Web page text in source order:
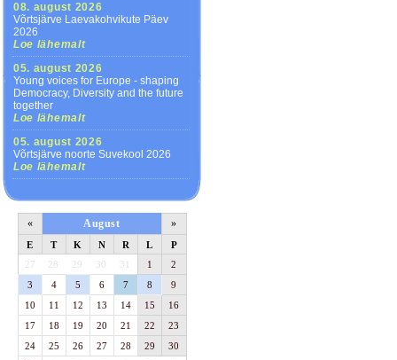
08. august 2026
Võrtsjärve Laevakohvikute Päev
2026
Loe lähemalt
05. august 2026
Young voices for Europe - shaping
Democracy, Diversity and the future
together
Loe lähemalt
05. august 2026
Võrtsjärve noorte Suvekool 2026
Loe lähemalt
« August »
E T K N R L
P
27
28 29 30 31 1
2
3
4 5 6 7 8
9
10
11 12 13 14 15
16
17
18 19 20 21 22
23
24
25 26 27 28 29
30